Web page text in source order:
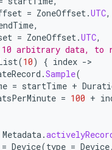
= ZoneOffset.UTC,
,
= ZoneOffset.UTC,
arbitrary data, to
(10) { index -
.Sample(
= startTime +
= 100 +
Metadata.
= Device(type = Device.